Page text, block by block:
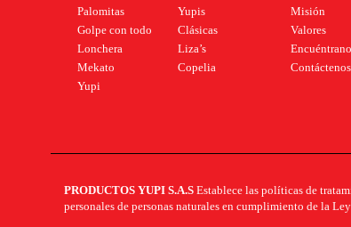
Misión
Valores
Contáctenos
Palomitas
Yupis
Golpe con todo
Clásicas
Lonchera
Liza’s
Mekato
Copelia
Yupi
PRODUCTOS YUPI S.A.S Establece las políticas de
personales de personas naturales en cumplimiento de la